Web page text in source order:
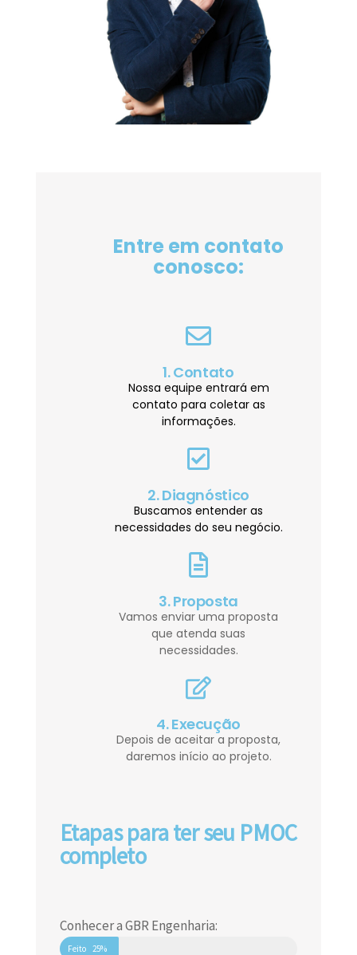
Entre em contato
conosco:
1. Contato
Nossa equipe entrará em
contato para coletar as
informações.
2. Diagnóstico
Buscamos entender as
necessidades do seu negócio.
3. Proposta
Vamos enviar uma proposta
que atenda suas
necessidades.
4. Execução
Depois de aceitar a proposta,
daremos início ao projeto.
Etapas para ter seu PMOC
completo
Conhecer a GBR Engenharia:
Feito 25%